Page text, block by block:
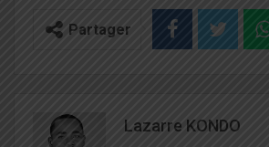
Partager
Lazarre KONDO